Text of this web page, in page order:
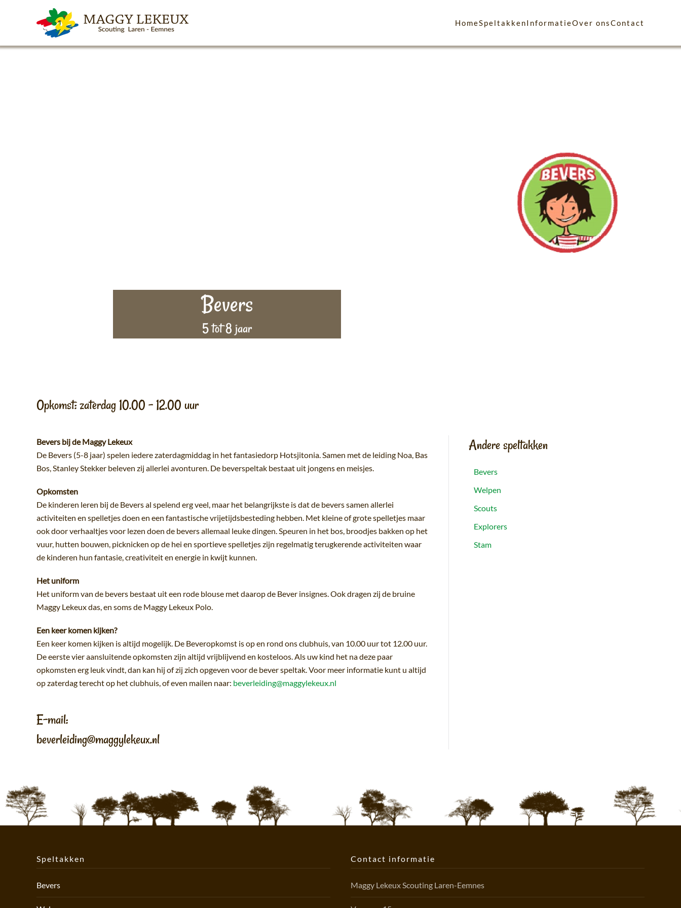
Skip to main content HomeSpeltakkenInformatieOver onsContact
Bevers
5 tot 8 jaar
Opkomst: zaterdag 10.00 – 12.00 uur
Bevers bij de Maggy Lekeux
De Bevers (5-8 jaar) spelen iedere zaterdagmiddag in het fantasiedorp Hotsjitonia. Samen met de leiding Noa, Bas
Bos, Stanley Stekker beleven zij allerlei avonturen. De beverspeltak bestaat uit jongens en meisjes.
Opkomsten
De kinderen leren bij de Bevers al spelend erg veel, maar het belangrijkste is dat de bevers samen allerlei
activiteiten en spelletjes doen en een fantastische vrijetijdsbesteding hebben. Met kleine of grote spelletjes maar
ook door verhaaltjes voor lezen doen de bevers allemaal leuke dingen. Speuren in het bos, broodjes bakken op het
vuur, hutten bouwen, picknicken op de hei en sportieve spelletjes zijn regelmatig terugkerende activiteiten waar
de kinderen hun fantasie, creativiteit en energie in kwijt kunnen.
Het uniform
Het uniform van de bevers bestaat uit een rode blouse met daarop de Bever insignes. Ook dragen zij de bruine
Maggy Lekeux das, en soms de Maggy Lekeux Polo.
Een keer komen kijken?
Een keer komen kijken is altijd mogelijk. De Beveropkomst is op en rond ons clubhuis, van 10.00 uur tot 12.00 uur.
De eerste vier aansluitende opkomsten zijn altijd vrijblijvend en kosteloos. Als uw kind het na deze paar
opkomsten erg leuk vindt, dan kan hij of zij zich opgeven voor de bever speltak. Voor meer informatie kunt u altijd
op zaterdag terecht op het clubhuis, of even mailen naar: beverleiding@maggylekeux.nl
E-mail:
beverleiding@maggylekeux.nl
Andere speltakken
Bevers
Welpen
Scouts
Explorers
Stam
Speltakken
Bevers
Contact informatie
Maggy Lekeux Scouting Laren-Eemnes